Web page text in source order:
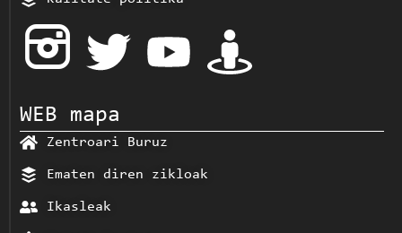
WEB mapa
Zentroari Buruz
Ematen diren zikloak
Ikasleak